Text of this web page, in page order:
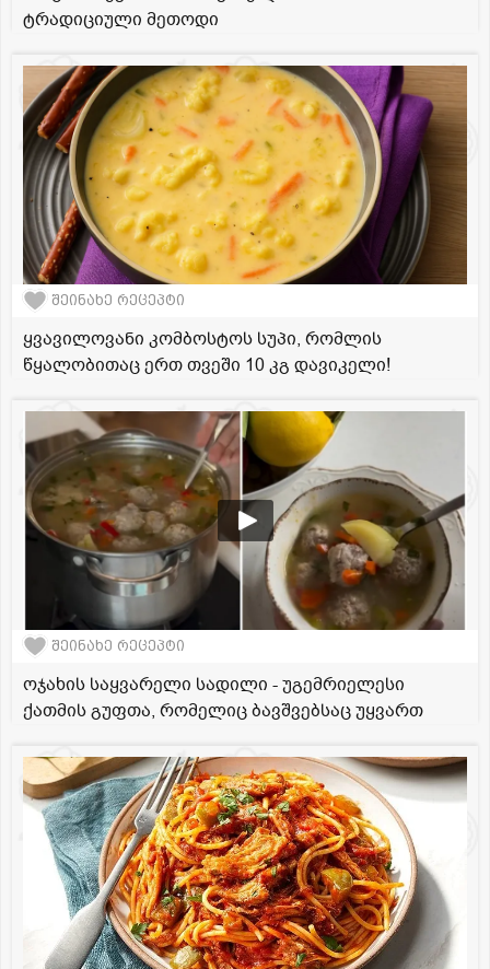
ტრადიციული მეთოდი
შეინახე რეცეპტი
ყვავილოვანი კომბოსტოს სუპი, რომლის
წყალობითაც ერთ თვეში 10 კგ დავიკელი!
შეინახე რეცეპტი
ოჯახის საყვარელი სადილი - უგემრიელესი
ქათმის გუფთა, რომელიც ბავშვებსაც უყვართ